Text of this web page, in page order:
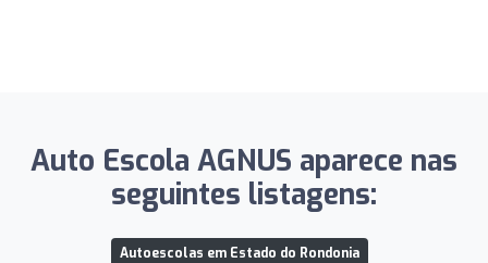
Auto Escola AGNUS aparece nas
seguintes listagens:
Autoescolas em Estado do Rondonia